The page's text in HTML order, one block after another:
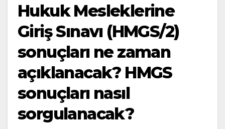
Hukuk Mesleklerine
Giriş Sınavı (HMGS/2)
sonuçları ne zaman
açıklanacak? HMGS
sonuçları nasıl
sorgulanacak?